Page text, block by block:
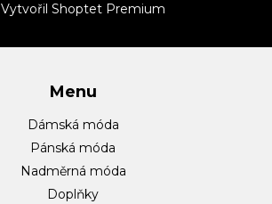
Vytvořil Shoptet Premium
Menu
Dámská móda
Pánská móda
Nadměrná móda
Doplňky